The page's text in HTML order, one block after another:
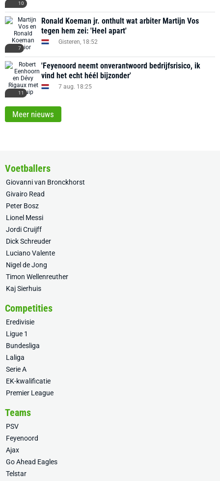
10
7
Ronald Koeman jr. onthult wat arbiter Martijn Vos
tegen hem zei: 'Heel apart'
Gisteren, 18:52
11
'Feyenoord neemt onverantwoord bedrijfsrisico, ik
vind het echt héél bijzonder'
7 aug. 18:25
Meer nieuws
Voetballers
Giovanni van Bronckhorst
Givairo Read
Peter Bosz
Lionel Messi
Jordi Cruijff
Dick Schreuder
Luciano Valente
Nigel de Jong
Timon Wellenreuther
Kaj Sierhuis
Competities
Eredivisie
Ligue 1
Bundesliga
Laliga
Serie A
EK-kwalificatie
Premier League
Teams
PSV
Feyenoord
Ajax
Go Ahead Eagles
Telstar